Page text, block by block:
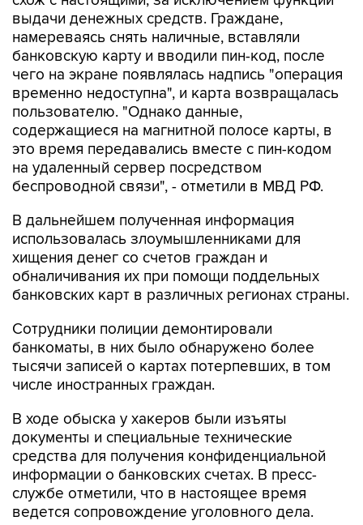
выдачи денежных средств. Граждане,
намереваясь снять наличные, вставляли
банковскую карту и вводили пин-код, после
чего на экране появлялась надпись "операция
временно недоступна", и карта возвращалась
пользователю. "Однако данные,
содержащиеся на магнитной полосе карты, в
это время передавались вместе с пин-кодом
на удаленный сервер посредством
беспроводной связи", - отметили в МВД РФ.
В дальнейшем полученная информация
использовалась злоумышленниками для
хищения денег со счетов граждан и
обналичивания их при помощи поддельных
банковских карт в различных регионах страны.
Сотрудники полиции демонтировали
банкоматы, в них было обнаружено более
тысячи записей о картах потерпевших, в том
числе иностранных граждан.
В ходе обыска у хакеров были изъяты
документы и специальные технические
средства для получения конфиденциальной
информации о банковских счетах. В пресс-
службе отметили, что в настоящее время
ведется сопровождение уголовного дела.